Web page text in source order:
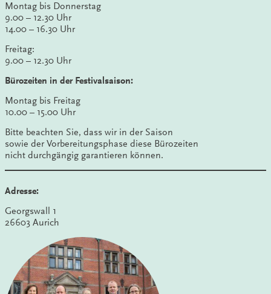
Montag bis Donnerstag
9.00 – 12.30 Uhr
14.00 – 16.30 Uhr
Freitag:
9.00 – 12.30 Uhr
Bürozeiten in der Festivalsaison:
Montag bis Freitag
10.00 – 15.00 Uhr
Bitte beachten Sie, dass wir in der Saison
sowie der Vorbereitungsphase diese Bürozeiten
nicht durchgängig garantieren können.
Adresse:
Georgswall 1
26603 Aurich